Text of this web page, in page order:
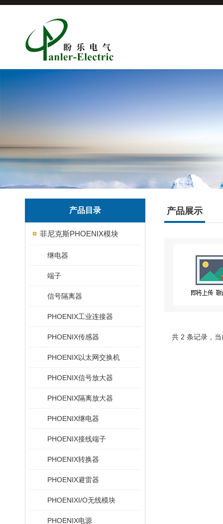
产品目录
菲尼克斯PHOENIX模块
继电器
端子
信号隔离器
PHOENIX工业连接器
PHOENIX传感器
PHOENIX以太网交换机
PHOENIX信号放大器
PHOENIX隔离放大器
PHOENIX继电器
PHOENIX接线端子
PHOENIX转换器
PHOENIX避雷器
PHOENIXI/O无线模块
PHOENIX电源
产品展示
共 2 条记录，